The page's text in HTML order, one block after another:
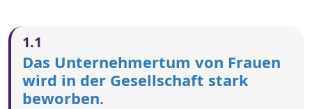
1.1
Das Unternehmertum von Frauen
wird in der Gesellschaft stark
beworben.